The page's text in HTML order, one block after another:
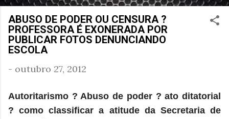
ABUSO DE PODER OU CENSURA ?
PROFESSORA É EXONERADA POR
PUBLICAR FOTOS DENUNCIANDO
ESCOLA
- outubro 27, 2012
Autoritarismo ? Abuso de poder ? ato ditatorial
? como classificar a atitude da Secretaria de